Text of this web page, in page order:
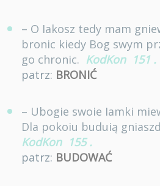
– O Iakosz tedy mam
bronic kiedy Bog swym
go chronic. KodKon 151 .
patrz: BRONIĆ
– Ubogie swoie Iamki
Dla pokoiu buduią
KodKon 155 .
patrz: BUDOWAĆ